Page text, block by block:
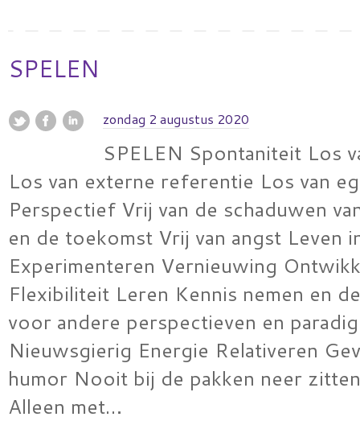
SPELEN
zondag 2 augustus 2020
SPELEN Spontaniteit Los
Los van externe referentie Los van
Perspectief Vrij van de schaduwen
en de toekomst Vrij van angst Leven
Experimenteren Vernieuwing
Flexibiliteit Leren Kennis nemen en
voor andere perspectieven en
Nieuwsgierig Energie Relativeren
humor Nooit bij de pakken neer
Alleen met…